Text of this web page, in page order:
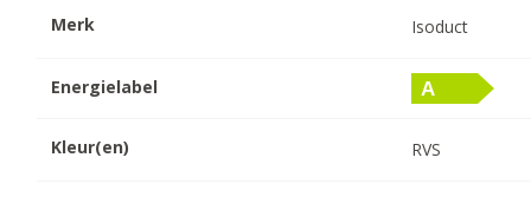
Merk Isoduct
Energielabel
Kleur(en) RVS